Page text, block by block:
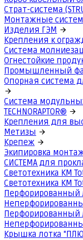
Страт-система
Монтажные
Изделия ГЭМ
Крепления к
Система
Огнестойкие
Промышленный
Опорная система
Система
TECHNORAPTOR®
Крепления для
Метизы
Крепеж
Экипировка
СИСТЕМА для
Светотехника КМ
Светотехника КМ
Перфорированный
Крышка лотка